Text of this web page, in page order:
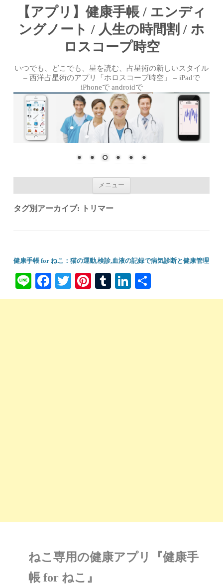
【アプリ】健康手帳 / エンディ
ングノート / 人生の時間割 / ホ
ロスコープ時空
いつでも、どこでも、星を読む、占星術の新しいスタイル
– 西洋占星術のアプリ「ホロスコープ時空」 – iPadで
iPhoneで androidで
メニュー
タグ別アーカイブ: トリマー
健康手帳 for ねこ：猫の運動,検診,血液の記録で病気診断と健康管理
Li
ne
Fa
ce
T
wi
Pi
nt
T
u
Li
nk 有
ねこ専用の健康アプリ『健康手
帳 for ねこ』